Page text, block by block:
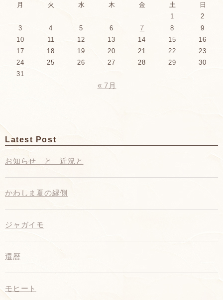
月
火 水 木 金 土
日
1
2
3
4 5 6 7 8
9
10
11 12 13 14 15
16
17
18 19 20 21 22
23
24
25 26 27 28 29
30
31
« 7月
Latest Post
お知らせ と 近況と
かわしま夏の縁側
ジャガイモ
還暦
モヒート